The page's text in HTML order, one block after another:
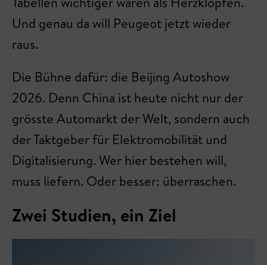
Und genau da will Peugeot jetzt wieder
raus.
Die Bühne dafür: die Beijing Autoshow
2026. Denn China ist heute nicht nur der
grösste Automarkt der Welt, sondern auch
der Taktgeber für Elektromobilität und
Digitalisierung. Wer hier bestehen will,
muss liefern. Oder besser: überraschen.
Zwei Studien, ein Ziel